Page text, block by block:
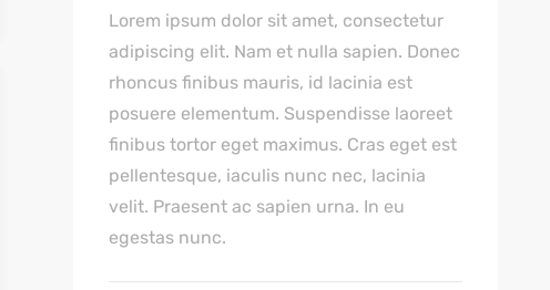
Lorem ipsum dolor sit amet, consectetur
adipiscing elit. Nam et nulla sapien. Donec
rhoncus finibus mauris, id lacinia est
posuere elementum. Suspendisse laoreet
finibus tortor eget maximus. Cras eget est
pellentesque, iaculis nunc nec, lacinia
velit. Praesent ac sapien urna. In eu
egestas nunc.